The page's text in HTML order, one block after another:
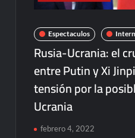
Espectaculos
Rusia-Ucrania: el
entre Putin y Xi
tensión por la
Ucrania
febrero 4, 2022